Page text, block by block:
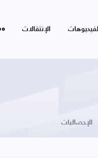
الفيديوهات الإنتقالات
الإحصائيات